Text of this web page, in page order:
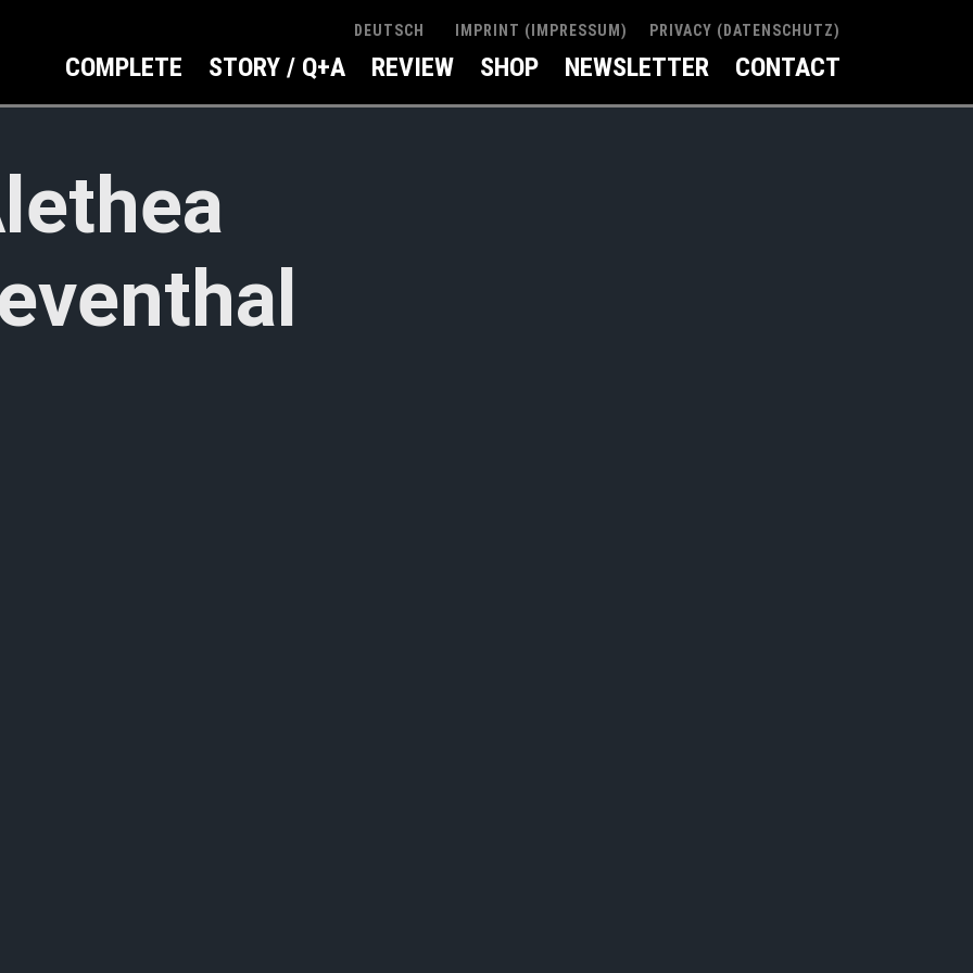
DEUTSCH IMPRINT (IMPRESSUM) PRIVACY (DATENSCHUTZ)
COMPLETE STORY / Q+A REVIEW SHOP NEWSLETTER CONTACT